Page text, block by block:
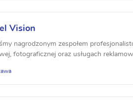
Vision
nagrodzonym zespołem
fotograficznej oraz usługach